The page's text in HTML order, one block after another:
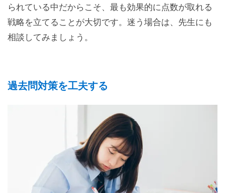
られている中だからこそ、最も効果的に点数が取れる
戦略を立てることが大切です。迷う場合は、先生にも
相談してみましょう。
過去問対策を工夫する